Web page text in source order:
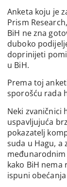
Anketa koju je
Prism
BiH ne zna
duboko
doprinijeti
u BiH.
Prema toj
sporošću rada
Neki zvaničnici
uspavljujuća
pokazatelj
suda u Hagu, a
kako BiH
ispuni